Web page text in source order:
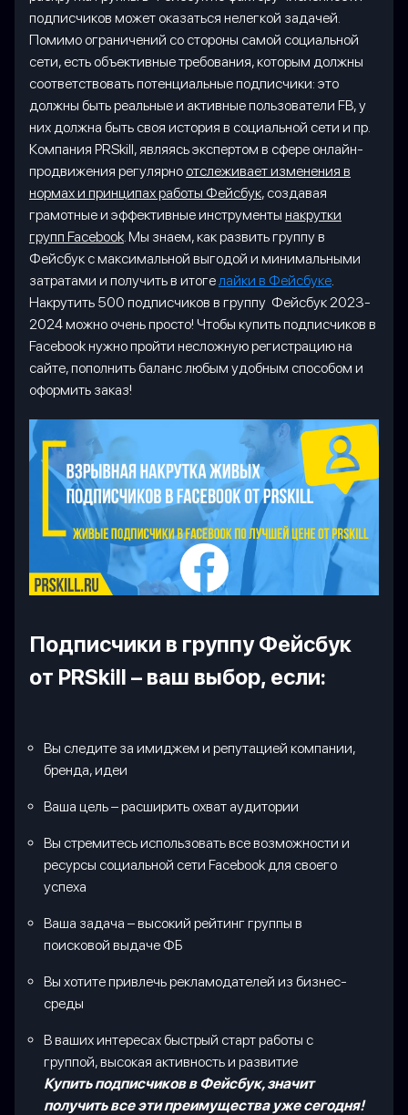
подписчиков может оказаться нелегкой задачей.
Помимо ограничений со стороны самой социальной
сети, есть объективные требования, которым должны
соответствовать потенциальные подписчики: это
должны быть реальные и активные пользователи FB, у
них должна быть своя история в социальной сети и пр.
Компания PRSkill, являясь экспертом в сфере онлайн-
продвижения регулярно отслеживает изменения в
нормах и принципах работы Фейсбук, создавая
грамотные и эффективные инструменты накрутки
групп Facebook. Мы знаем, как развить группу в
Фейсбук с максимальной выгодой и минимальными
затратами и получить в итогелайки в Фейсбуке.
Накрутить 500 подписчиков в группу Фейсбук 2023-
2024 можно очень просто! Чтобы купить подписчиков в
Facebook нужно пройти несложную регистрацию на
сайте, пополнить баланс любым удобным способом и
оформить заказ!
Подписчики в группу Фейсбук
от PRSkill – ваш выбор, если:
Вы следите за имиджем и репутацией компании,
бренда, идеи
Ваша цель – расширить охват аудитории
Вы стремитесь использовать все возможности и
ресурсы социальной сети Facebook для своего
успеха
Ваша задача – высокий рейтинг группы в
поисковой выдаче ФБ
Вы хотите привлечь рекламодателей из бизнес-
среды
В ваших интересах быстрый старт работы с
группой, высокая активность и развитие
Купить подписчиков в Фейсбук, значит
получить все эти преимущества уже сегодня!